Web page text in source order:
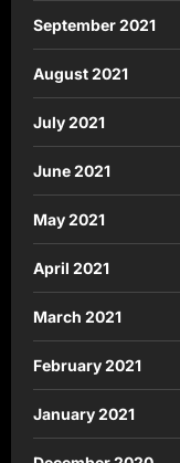
September 2021
August 2021
July 2021
June 2021
May 2021
April 2021
March 2021
February 2021
January 2021